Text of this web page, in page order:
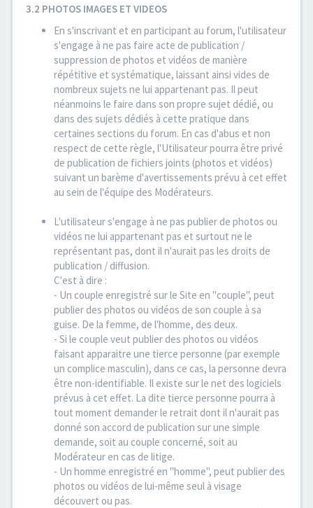
3.2 PHOTOS IMAGES ET VIDEOS
En s'inscrivant et en participant au forum, l'utilisateur
s'engage à ne pas faire acte de publication /
suppression de photos et vidéos de manière
répétitive et systématique, laissant ainsi vides de
nombreux sujets ne lui appartenant pas. Il peut
néanmoins le faire dans son propre sujet dédié, ou
dans des sujets dédiés à cette pratique dans
certaines sections du forum. En cas d'abus et non
respect de cette règle, l'Utilisateur pourra être privé
de publication de fichiers joints (photos et vidéos)
suivant un barème d'avertissements prévu à cet effet
au sein de l'équipe des Modérateurs.
L'utilisateur s'engage à ne pas publier de photos ou
vidéos ne lui appartenant pas et surtout ne le
représentant pas, dont il n'aurait pas les droits de
publication / diffusion.
C'est à dire :
- Un couple enregistré sur le Site en "couple", peut
publier des photos ou vidéos de son couple à sa
guise. De la femme, de l'homme, des deux.
- Si le couple veut publier des photos ou vidéos
faisant apparaitre une tierce personne (par exemple
un complice masculin), dans ce cas, la personne devra
être non-identifiable. Il existe sur le net des logiciels
prévus à cet effet. La dite tierce personne pourra à
tout moment demander le retrait dont il n'aurait pas
donné son accord de publication sur une simple
demande, soit au couple concerné, soit au
Modérateur en cas de litige.
- Un homme enregistré en "homme", peut publier des
photos ou vidéos de lui-même seul à visage
découvert ou pas.